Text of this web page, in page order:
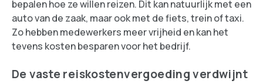
bepalen hoe ze willen reizen. Dit kan natuurlijk met een
auto van de zaak, maar ook met de fiets, trein of taxi.
Zo hebben medewerkers meer vrijheid en kan het
tevens kosten besparen voor het bedrijf.
De vaste reiskostenvergoeding verdwijnt